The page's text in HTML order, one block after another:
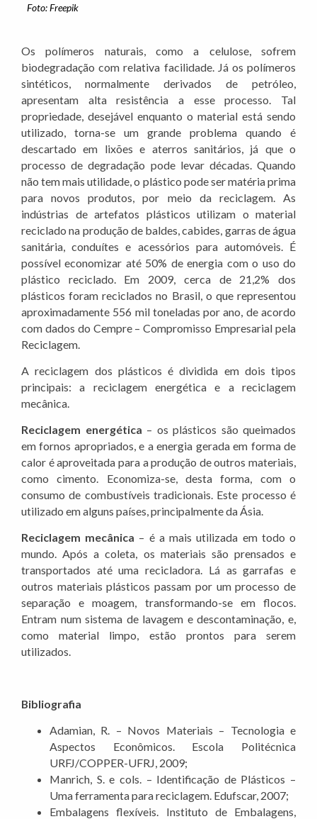
Foto: Freepik
Os polímeros naturais, como a celulose, sofrem
biodegradação com relativa facilidade. Já os polímeros
sintéticos, normalmente derivados de petróleo,
apresentam alta resistência a esse processo. Tal
propriedade, desejável enquanto o material está sendo
utilizado, torna-se um grande problema quando é
descartado em lixões e aterros sanitários, já que o
processo de degradação pode levar décadas. Quando
não tem mais utilidade, o plástico pode ser matéria prima
para novos produtos, por meio da reciclagem. As
indústrias de artefatos plásticos utilizam o material
reciclado na produção de baldes, cabides, garras de água
sanitária, conduítes e acessórios para automóveis. É
possível economizar até 50% de energia com o uso do
plástico reciclado. Em 2009, cerca de 21,2% dos
plásticos foram reciclados no Brasil, o que representou
aproximadamente 556 mil toneladas por ano, de acordo
com dados do Cempre – Compromisso Empresarial pela
Reciclagem.
A reciclagem dos plásticos é dividida em dois tipos
principais: a reciclagem energética e a reciclagem
mecânica.
Reciclagem energética – os plásticos são queimados
em fornos apropriados, e a energia gerada em forma de
calor é aproveitada para a produção de outros materiais,
como cimento. Economiza-se, desta forma, com o
consumo de combustíveis tradicionais. Este processo é
utilizado em alguns países, principalmente da Ásia.
Reciclagem mecânica – é a mais utilizada em todo o
mundo. Após a coleta, os materiais são prensados e
transportados até uma recicladora. Lá as garrafas e
outros materiais plásticos passam por um processo de
separação e moagem, transformando-se em flocos.
Entram num sistema de lavagem e descontaminação, e,
como material limpo, estão prontos para serem
utilizados.
Bibliografia
Adamian, R. – Novos Materiais – Tecnologia e
Aspectos Econômicos. Escola Politécnica
URFJ/COPPER-UFRJ, 2009;
Manrich, S. e cols. – Identificação de Plásticos –
Uma ferramenta para reciclagem. Edufscar, 2007;
Embalagens flexíveis. Instituto de Embalagens,